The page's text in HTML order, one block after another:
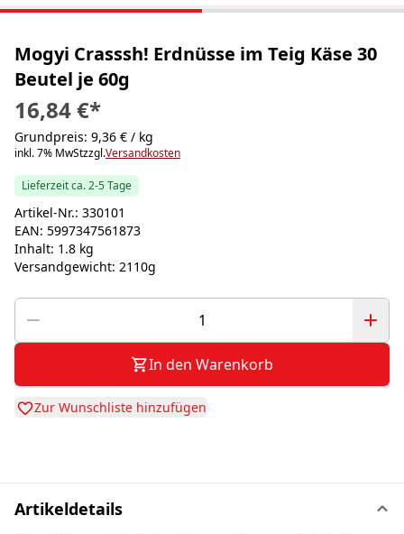
Mogyi Crasssh! Erdnüsse im Teig Käse 30
Beutel je 60g
16,84 €*
Grundpreis: 9,36 € / kg
inkl. 7% MwStzzgl.Versandkosten
Lieferzeit ca. 2-5 Tage
Artikel-Nr.: 330101
EAN: 5997347561873
Inhalt: 1.8 kg
Versandgewicht: 2110g
In den Warenkorb
Zur Wunschliste hinzufügen
Artikeldetails